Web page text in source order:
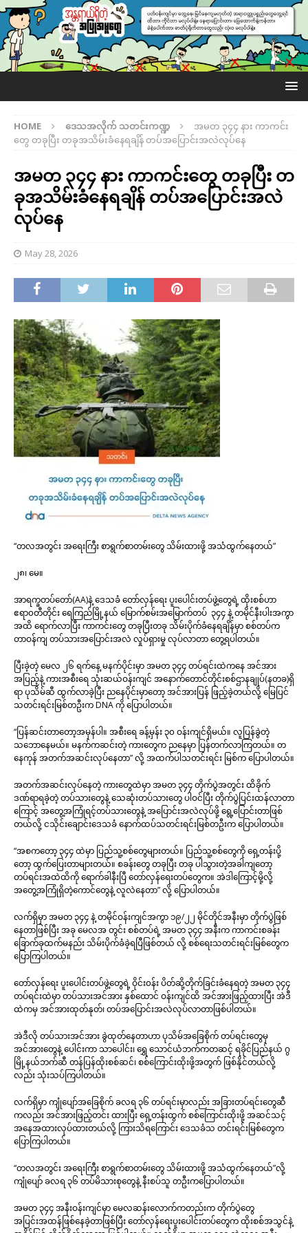
HOME ဒေသအလိုက် သတင်းကဏ္ဍ
အမတ ၃၄၄ နား ကာကင်း
တွေ တခုပြီး တခုအသိမ်းခံနေရချိန် တပ်အပြောင်းအလဲလုပ်နေ
အမတ ၃၄၄ နား ကာကင်းတွေ တခုပြီး တ
ခုအသိမ်းခံနေရချိန် တပ်အပြောင်းအလဲ
လုပ်နေ
May 28, 2026
“တလအတွင်း အရေးကြီး စာရွက်စာတမ်းတွေ သိမ်းထားဖို့ အသံထွက်နေတယ်”
၂၈၊ မေ။
အာရက္ခတပ်တော်(AA)နဲ့ ဒေသခံ တော်လှန်ရေး ပူးပေါင်းတပ်ဖွဲ့တွေရဲ့ ထိုးစစ်ဟာ
ဧရာ၀တီတိုင်း ရေကြည်မြို့နယ် မြောက်စမ်းအမြောက်တပ် ၃၄၄ နဲ့ တမိုင်နီးပါးအကွာ
အထိ ရောက်လာပြီး ကာကင်းတွေ တခုပြီးတခု သိမ်းပိုက်ခံနေရချိန်မှာ စစ်တပ်က
တာဝန်ကျ တပ်သားအပြောင်းအလဲ လှုပ်ရှားမှု လုပ်လာတာ တွေ့ရပါတယ်။
ပြီးခဲ့တဲ့ မေလ ၂၆ ရက်နေ့ မနက်ပိုင်းမှာ အမတ ၃၄၄ တပ်ရင်းထဲကနေ အင်အား
အပြည့်နဲ့ ကားအစီးရေ သုံးဆယ်ဝန်းကျင် အနောက်တောင်တိုင်းစစ်ဌာနချုပ်(နတခ)ရှိ
ရာ ပုသိမ်ဆီ ထွက်လာခဲ့ပြီး ညနေပိုင်းမှာတော့ အင်အားပြန် ဖြည့်ခဲ့တယ်လို့ မြေပြင်
သတင်းရင်းမြစ်တဦးက DNA ကို ပြောပါတယ်။
“ပြန်ဆင်းတာတော့အမှန်ပါ။ အစီးရေ ခန့်မှန်း ၃၀ ဝန်းကျင်ရှိမယ်။ လူပြန်ခွဲတဲ့
သဘောနေမယ်။ မနက်ကဆင်းတဲ့ ကားတွေက ညနေမှာ ပြန်တက်လာကြတယ်။ တ
နေကုန် အတက်အဆင်းလုပ်နေတာ” လို့ အထက်ပါသတင်းရင်း မြစ်က ပြောပါတယ်။
အတက်အဆင်းလုပ်နေတဲ့ ကားတွေထဲမှာ အမတ ၃၄၄ တိုက်ပွဲအတွင်း ထိခိုက်
ဒဏ်ရာရခဲ့တဲ့ တပ်သားတွေနဲ့ သေဆုံးတပ်သားတွေ ပါဝင်ပြီး တိုက်ပွဲပြင်းထန်လာတာ
ကြောင့် အတွေ့အကြုံရင့်တပ်သားတွေနဲ့ အပြောင်းအလဲလုပ်ဖို့ ရွေ့ပြောင်းတာဖြစ်
တယ်လို့ ငသိုင်းချောင်းဒေသခံ နောက်ထပ်သတင်းရင်းမြစ်တဦးက ပြောပါတယ်။
“အစကတော့ ၃၄၄ ထဲမှာ ပြည်သူ့စစ်တွေများတယ်။ ပြည်သူ့စစ်တွေကို ရှေ့တန်းပို့
တော့ ထွက်ပြေးတာများတယ်။ စခန်းတွေ တခုပြီး တခု ပါသွားတဲ့အခါကျတော့
တပ်ရင်းအထဲထိကို ရောက်ခါနီးပြီ တော်လှန်ရေးတပ်တွေက။ အဲဒါကြောင့်မို့လို့
အတွေ့အကြုံရှိတဲ့ကောင်တွေနဲ့ လူလဲနေတာ” လို့ ပြောပါတယ်။
လက်ရှိမှာ အမတ ၃၄၄ နဲ့ တမိုင်ဝန်းကျင်အကွာ ၁၉/၂၂ မိုင်တိုင်အနီးမှာ တိုက်ပွဲဖြစ်
နေတာဖြစ်ပြီး အခု မေလအ တွင်း စစ်တပ်ရဲ့ အမတ ၃၄၄ အနီးက ကာကင်းစခန်း
ခြောက်ခုထက်မနည်း သိမ်းပိုက်ခံခဲ့ရပြီဖြစ်တယ် လို့ စစ်ရေးသတင်းရင်းမြစ်တွေက
ပြောကြပါတယ်။
တော်လှန်ရေး ပူးပေါင်းတပ်ဖွဲ့တွေရဲ့ ဝိုင်း၀န်း ပိတ်ဆို့တိုက်ခြင်းခံနေရတဲ့ အမတ ၃၄၄
တပ်ရင်းထဲမှာ တပ်သားအင်အား နှစ်ထောင် ဝန်းကျင်ထိ အင်အားဖြည့်ထားပြီး အဲဒီ
ထဲကမှ အင်အားထုတ်နုတ်၊ တပ်အပြောင်းအလဲလုပ်လာတာဖြစ်ပါတယ်။
အဲဒီလို တပ်သားအင်အား ခွဲထုတ်နေတာဟာ ပုသိမ်အခြေစိုက် တပ်ရင်းတွေမှ
အင်အားတွေနဲ့ ပေါင်းကာ သာပေါင်း၊ ရွှေ သောင်ယံဘက်ကတဆင့် ရခိုင်ပြည်နယ် ဂွ
မြို့နယ်ဘက်ဆီ တန်ပြန်ထိုးစစ်ဆင်၊ စစ်ကြောင်းထိုးဖို့အတွက် ဖြစ်နိုင်တယ်လို့
လည်း သုံးသပ်ကြပါတယ်။
လက်ရှိမှာ ကျုံပျော်အခြေစိုက် ခလရ ၃၆ တပ်ရင်းမှာလည်း အခြားတပ်ရင်းတွေဆီ
ကလည်း အင်အားဖြည့်တင်း ထားပြီး ရှေ့တန်းထွက် စစ်ကြောင်းထိုးဖို့ အဆင်သင့်
အနေအထားလုပ်ထားတယ်လို့ ကြားသိရကြောင်း ဒေသခံသ တင်းရင်းမြစ်တွေက
ပြောကြပါတယ်။
“တလအတွင်း အရေးကြီး စာရွက်စာတမ်းတွေ သိမ်းထားဖို့ အသံထွက်နေတယ်”လို့
ကျုံပျော် ခလရ ၃၆ တပ်မိသားစုတွေနဲ့ နီးစပ်သူ တဦးကပြောပါတယ်။
အမတ ၃၄၄ အနီးဝန်းကျင်မှာ မေလဆန်းလောက်ကတည်းက တိုက်ပွဲတွေ
အပြင်းအထန်ဖြစ်နေခဲ့တာဖြစ်ပြီး တော်လှန်ရေးပူးပေါင်းတပ်တွေက ထိုးစစ်အသွင်နဲ့